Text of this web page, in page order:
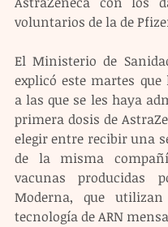
voluntarios de la de
El Ministerio de
explicó este martes que
a las que se les haya
primera dosis de
elegir entre recibir una
de la misma
vacunas producidas
Moderna, que
tecnología de ARN